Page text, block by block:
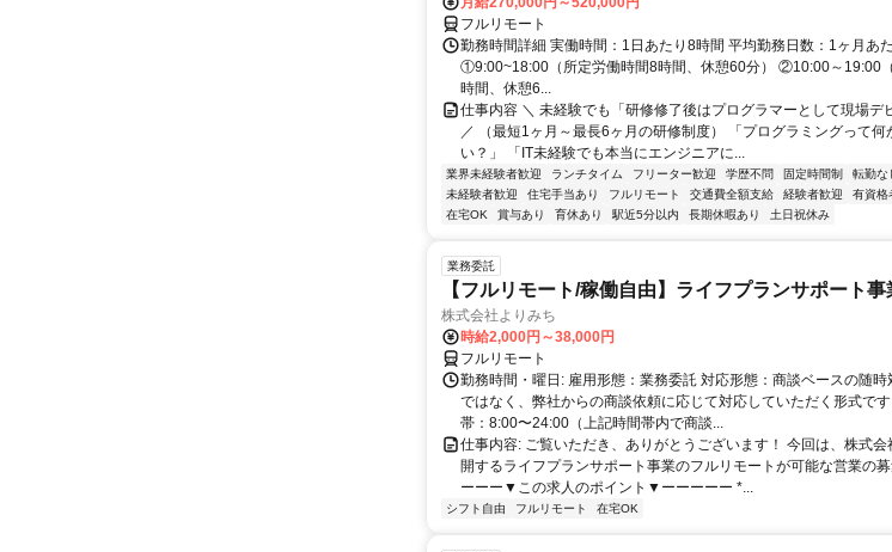
フルリモート
勤務時間詳細 実働時間：1日あたり8時間 平均勤務日数：1ヶ月あ
①9:00~18:00（所定労働時間8時間、休憩60分） ②10:00～19:00
時間、休憩6...
仕事内容 ＼ 未経験でも「研修修了後はプログラマーとして現場デ
／ （最短1ヶ月～最長6ヶ月の研修制度） 「プログラミングって何
い？」 「IT未経験でも本当にエンジニアに...
業界未経験者歓迎 ランチタイム フリーター歓迎 学歴不問 固定時間制 転勤な
未経験者歓迎
住宅手当あり フルリモート 交通費全額支給 経験者歓迎 有資格
在宅OK
賞与あり 育休あり 駅近5分以内 長期休暇あり 土日祝休み
業務委託
【フルリモート/稼働自由】ライフプランサポート
株式会社よりみち
時給2,000円～38,000円
フルリモート
勤務時間・曜日: 雇用形態：業務委託 対応形態：商談ベースの随時
ではなく、弊社からの商談依頼に応じて対応していただく形式で
帯：8:00〜24:00（上記時間帯内で商談...
仕事内容: ご覧いただき、ありがとうございます！ 今回は、株式会
開するライフプランサポート事業のフルリモートが可能な営業の
ーーー▼この求人のポイント▼ーーーーー *...
シフト自由 フルリモート 在宅OK